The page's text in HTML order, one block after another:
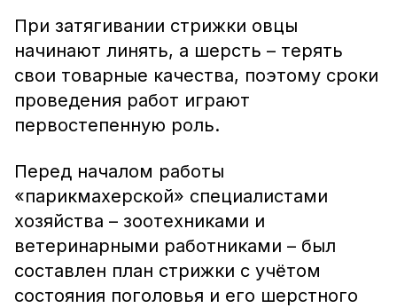
При затягивании стрижки овцы
начинают линять, а шерсть – терять
свои товарные качества, поэтому сроки
проведения работ играют
первостепенную роль.
Перед началом работы
«парикмахерской» специалистами
хозяйства – зоотехниками и
ветеринарными работниками – был
составлен план стрижки с учётом
состояния поголовья и его шерстного